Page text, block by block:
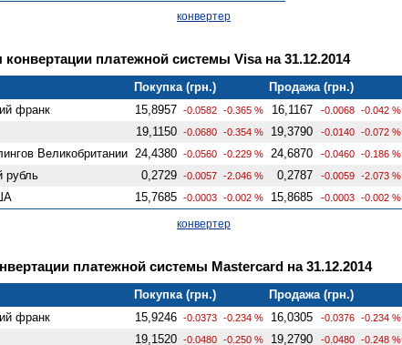
конвертер
конвертации платежной системы Visa на 31.12.2014
Покупка (грн.)
Продажа (грн.)
франк 15,8957 -0.0582 -0.365 % 16,1167 -0.0068 -0.042 %
19,1150 -0.0680 -0.354 % 19,3790 -0.0140 -0.072 %
Велико­британии 24,4380 -0.0560 -0.229 % 24,6870 -0.0460 -0.186 %
рубль 0,2729 -0.0057 -2.046 % 0,2787 -0.0059 -2.073 %
15,7685 -0.0003 -0.002 % 15,8685 -0.0003 -0.002 %
конвертер
платежной системы Mastercard на 31.12.2014
Покупка (грн.)
Продажа (грн.)
франк 15,9246 -0.0373 -0.234 % 16,0305 -0.0376 -0.234 %
19,1520 -0.0480 -0.250 % 19,2790 -0.0480 -0.248 %